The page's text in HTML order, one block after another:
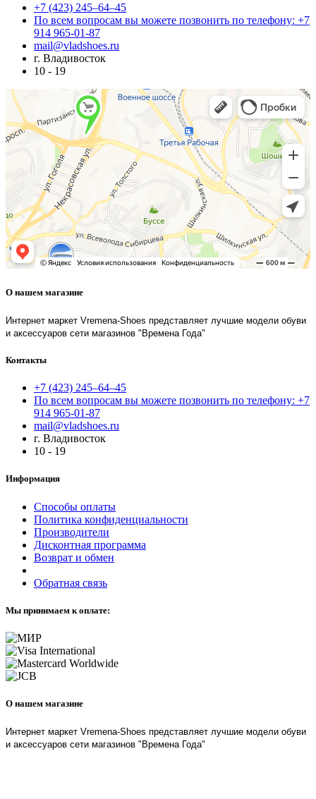
+7 (423) 245–64–45
По всем вопросам вы можете позвонить по телефону: +7
914 965-01-87
mail@vladshoes.ru
г. Владивосток
10 - 19
О нашем магазине
Интернет маркет Vremena-Shoes представляет лучшие модели обуви
и аксессуаров сети магазинов "Времена Года"
Контакты
+7 (423) 245–64–45
По всем вопросам вы можете позвонить по телефону: +7
914 965-01-87
mail@vladshoes.ru
г. Владивосток
10 - 19
Информация
Способы оплаты
Политика конфиденциальности
Производители
Дисконтная программа
Возврат и обмен
Обратная связь
Мы принимаем к оплате:
О нашем магазине
Интернет маркет Vremena-Shoes представляет лучшие модели обуви
и аксессуаров сети магазинов "Времена Года"